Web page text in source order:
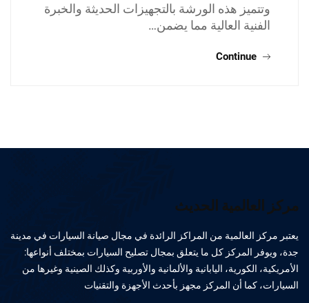
وتتميز هذه الورشة بالتجهيزات الحديثة والخبرة
الفنية العالية مما يضمن…
Continue
مركز العالمية الحديث
يعتبر مركز العالمية من المراكز الرائدة في مجال صيانة السيارات في مدينة
جدة، ويوفر المركز كل ما يتعلق بمجال تصليح السيارات بمختلف أنواعها:
الأمريكية، الكورية، اليابانية والألمانية والأوربية وكذلك الصينية وغيرها من
السيارات، كما أن المركز مجهز بأحدث الأجهزة والتقنيات